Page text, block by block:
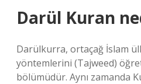
Darül Kuran
Darülkurra, ortaçağ İslam
yöntemlerini (Tajweed)
bölümüdür. Aynı zamanda